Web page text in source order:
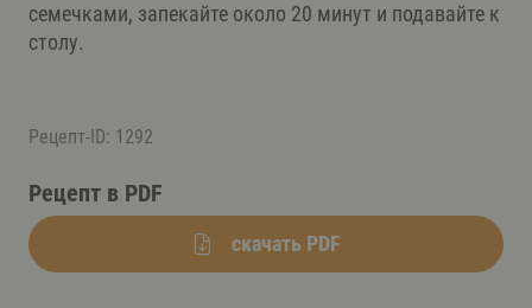
семечками, запекайте около 20 минут и подавайте к
столу.
Рецепт-ID: 1292
Рецепт в PDF
скачать PDF